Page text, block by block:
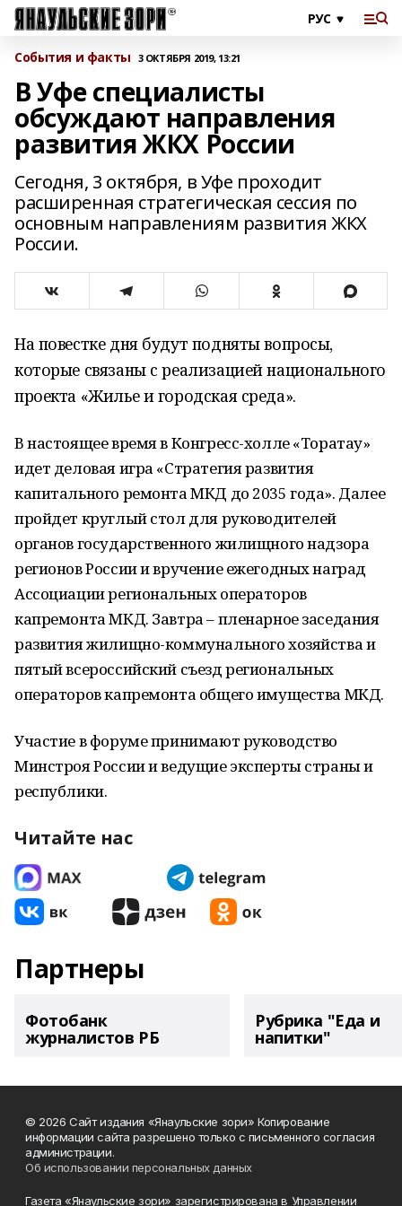
События и факты 3 ОКТЯБРЯ 2019, 13:21
В Уфе специалисты
обсуждают направления
развития ЖКХ России
Сегодня, 3 октября, в Уфе проходит
расширенная стратегическая сессия по
основным направлениям развития ЖКХ
России.
На повестке дня будут подняты вопросы,
которые связаны с реализацией национального
проекта «Жилье и городская среда».
В настоящее время в Конгресс-холле «Торатау»
идет деловая игра «Стратегия развития
капитального ремонта МКД до 2035 года». Далее
пройдет круглый стол для руководителей
органов государственного жилищного надзора
регионов России и вручение ежегодных наград
Ассоциации региональных операторов
капремонта МКД. Завтра – пленарное заседания
развития жилищно-коммунального хозяйства и
пятый всероссийский съезд региональных
операторов капремонта общего имущества МКД.
Участие в форуме принимают руководство
Минстроя России и ведущие эксперты страны и
республики.
Читайте нас
Партнеры
Фотобанк
журналистов РБ
Рубрика "Еда и
напитки"
© 2026 Сайт издания «Янаульские зори» Копирование
информации сайта разрешено только с письменного согласия
администрации.
Об использовании персональных данных
Газета «Янаульские зори» зарегистрирована в Управлении